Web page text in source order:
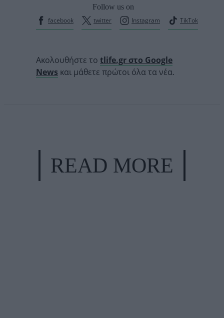
Follow us on
facebook
twitter Instagram TikTok
Ακολουθήστε το tlife.gr στο Google
News και μάθετε πρώτοι όλα τα νέα.
READ MORE